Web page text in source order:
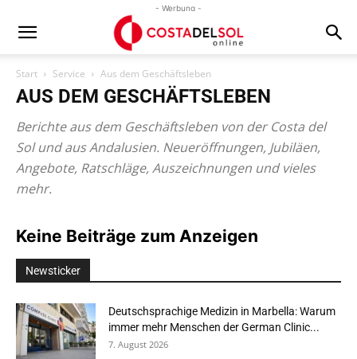
- Werbung -
Start Service Aus dem Geschäftsleben
AUS DEM GESCHÄFTSLEBEN
Berichte aus dem Geschäftsleben von der Costa del
Sol und aus Andalusien. Neueröffnungen, Jubiläen,
Angebote, Ratschläge, Auszeichnungen und vieles
mehr.
Keine Beiträge zum Anzeigen
Newsticker
Deutschsprachige Medizin in Marbella: Warum
immer mehr Menschen der German Clinic...
7. August 2026